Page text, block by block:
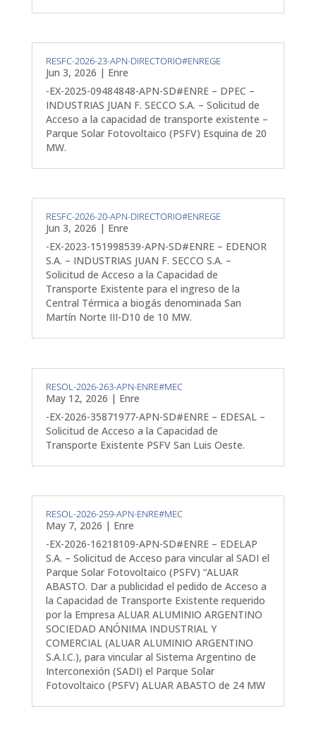
RESFC-2026-23-APN-DIRECTORIO#ENREGE
Jun 3, 2026 | Enre
-EX-2025-09484848-APN-SD#ENRE – DPEC –
INDUSTRIAS JUAN F. SECCO S.A. – Solicitud de
Acceso a la capacidad de transporte existente –
Parque Solar Fotovoltaico (PSFV) Esquina de 20
MW.
RESFC-2026-20-APN-DIRECTORIO#ENREGE
Jun 3, 2026 | Enre
-EX-2023-151998539-APN-SD#ENRE – EDENOR
S.A. – INDUSTRIAS JUAN F. SECCO S.A. –
Solicitud de Acceso a la Capacidad de
Transporte Existente para el ingreso de la
Central Térmica a biogás denominada San
Martín Norte III-D10 de 10 MW.
RESOL-2026-263-APN-ENRE#MEC
May 12, 2026 | Enre
-EX-2026-35871977-APN-SD#ENRE – EDESAL –
Solicitud de Acceso a la Capacidad de
Transporte Existente PSFV San Luis Oeste.
RESOL-2026-259-APN-ENRE#MEC
May 7, 2026 | Enre
-EX-2026-16218109-APN-SD#ENRE – EDELAP
S.A. – Solicitud de Acceso para vincular al SADI el
Parque Solar Fotovoltaico (PSFV) “ALUAR
ABASTO. Dar a publicidad el pedido de Acceso a
la Capacidad de Transporte Existente requerido
por la Empresa ALUAR ALUMINIO ARGENTINO
SOCIEDAD ANÓNIMA INDUSTRIAL Y
COMERCIAL (ALUAR ALUMINIO ARGENTINO
S.A.I.C.), para vincular al Sistema Argentino de
Interconexión (SADI) el Parque Solar
Fotovoltaico (PSFV) ALUAR ABASTO de 24 MW